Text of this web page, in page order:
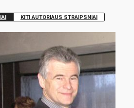
KITI AUTORIAUS STRAIPSNIAI